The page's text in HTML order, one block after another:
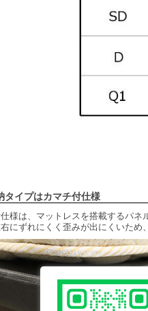
タイプはカマチ付仕様
様は、マットレスを搭載するパネ
にずれにくく歪みが出にくいため